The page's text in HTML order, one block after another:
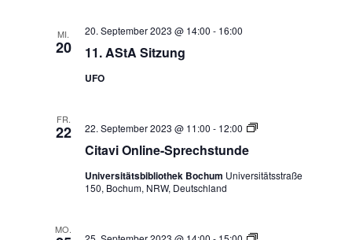
MI.
20 11. AStA Sitzung
20. September 2023 @ 14:00 - 16:00
UFO
FR.
22
Citavi Online-Sprechstunde
22. September 2023 @ 11:00 - 12:00
Citavi
Universitätsbibliothek Bochum Universitätsstraße
150, Bochum, NRW, Deutschland
MO.
Citavi